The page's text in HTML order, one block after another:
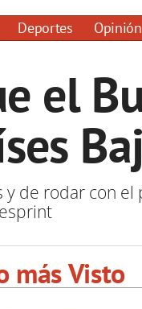
Deportes Opinión
el
de rodar con el
más Visto